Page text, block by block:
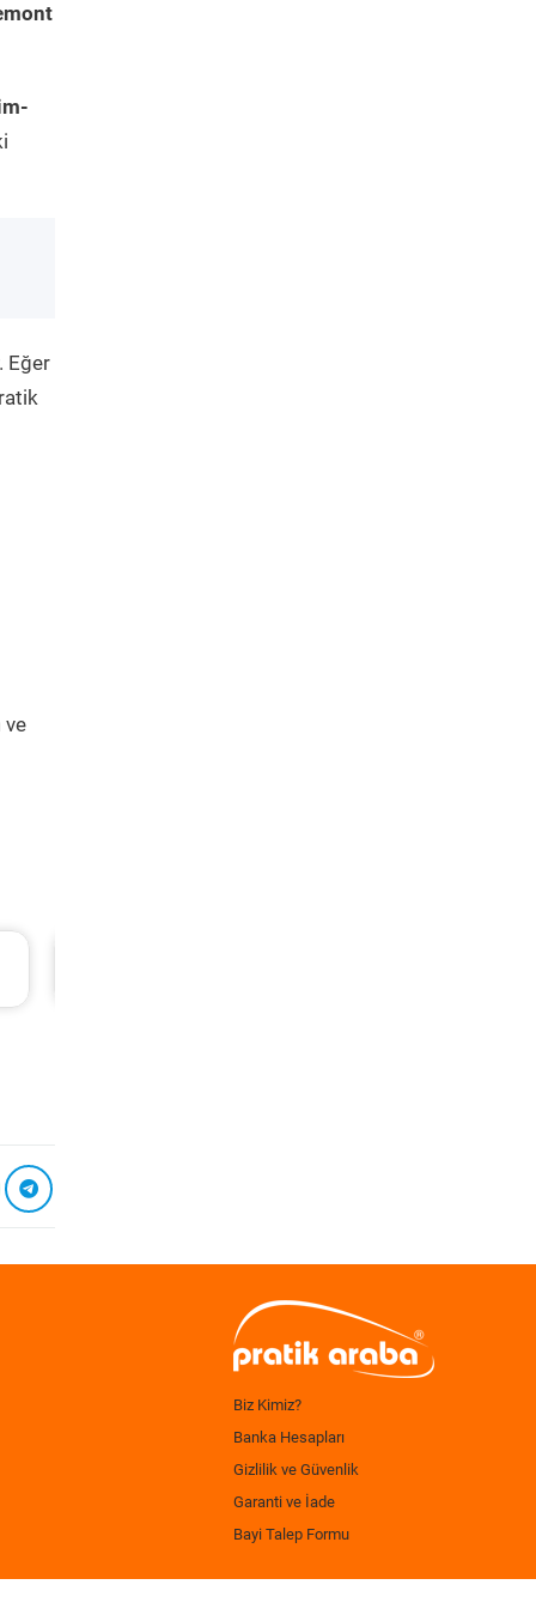
Eğer
ve
Biz Kimiz?
Banka Hesapları
Gizlilik ve Güvenlik
Garanti ve İade
Bayi Talep Formu